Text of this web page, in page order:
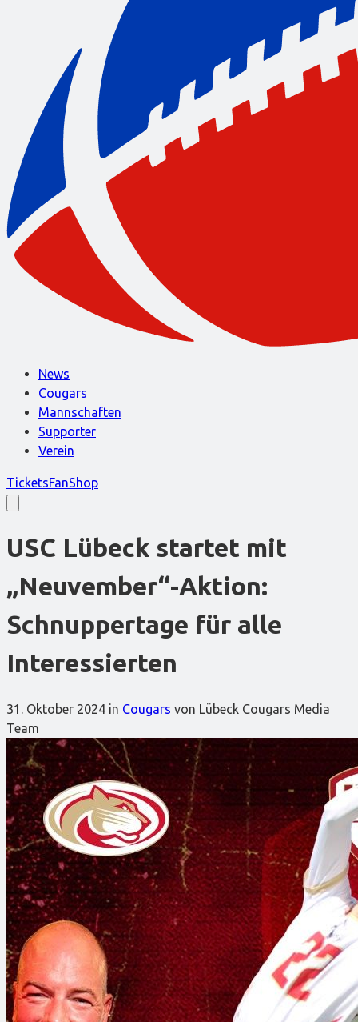
News
Cougars
Mannschaften
Supporter
Verein
TicketsFanShop
USC Lübeck startet mit
„Neuvember“-Aktion:
Schnuppertage für alle
Interessierten
31. Oktober 2024 in Cougars von Lübeck Cougars Media
Team